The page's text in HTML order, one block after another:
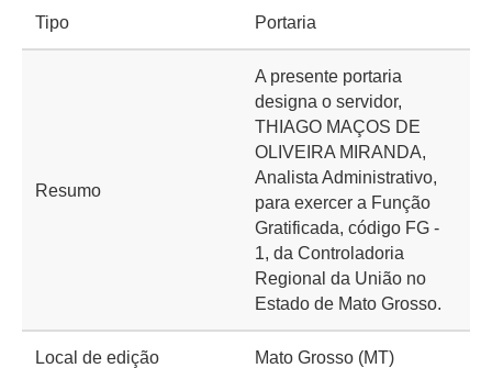
Tipo Portaria
Resumo
A presente portaria
designa o servidor,
THIAGO MAÇOS DE
OLIVEIRA MIRANDA,
Analista Administrativo,
para exercer a Função
Gratificada, código FG -
1, da Controladoria
Regional da União no
Estado de Mato Grosso.
Local de edição Mato Grosso (MT)